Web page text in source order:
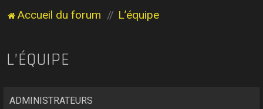
Accueil du forum L’équipe
L’ÉQUIPE
ADMINISTRATEURS